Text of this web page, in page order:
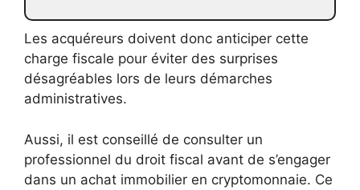
Les acquéreurs doivent donc anticiper cette
charge fiscale pour éviter des surprises
désagréables lors de leurs démarches
administratives.
Aussi, il est conseillé de consulter un
professionnel du droit fiscal avant de s’engager
dans un achat immobilier en cryptomonnaie. Ce